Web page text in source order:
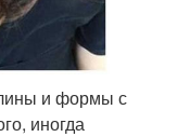
и формы с
иногда